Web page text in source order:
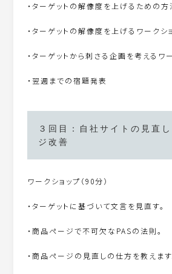
・ターゲットの解像度を上げるための方
・ターゲットの解像度を上げるワークショ
・ターゲットから刺さる企画を考えるワー
・翌週までの宿題発表
３回目：自社サイトの見直
ジ改善
ワークショップ（90分）
・ターゲットに基づいて文言を見直す。
・商品ページで不可欠なPASの法則。
・商品ページの見直しの仕方を教えます